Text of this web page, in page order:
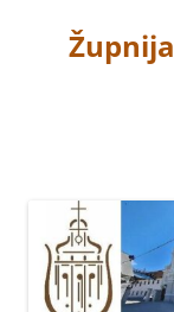
vsebino